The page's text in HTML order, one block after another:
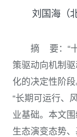
刘国海（
摘 要：“
策驱动向机制驱
化的决定性阶
“长期可运行、
业基础。本文
生态演变态势